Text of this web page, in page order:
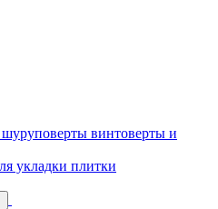
винтоверты и
укладки плитки